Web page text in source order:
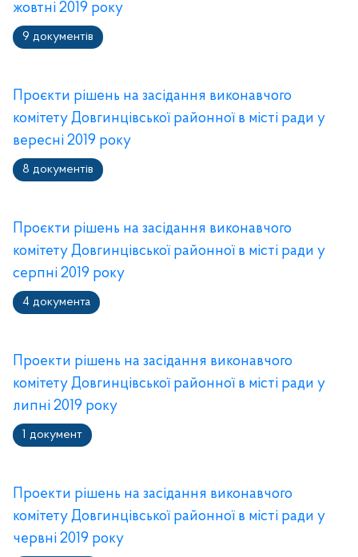
жовтні 2019 року
9 документів
Проєкти рішень на засідання виконавчого
комітету Довгинцівської районної в місті ради у
вересні 2019 року
8 документів
Проєкти рішень на засідання виконавчого
комітету Довгинцівської районної в місті ради у
серпні 2019 року
4 документа
Проекти рішень на засідання виконавчого
комітету Довгинцівської районної в місті ради у
липні 2019 року
1 документ
Проекти рішень на засідання виконавчого
комітету Довгинцівської районної в місті ради у
червні 2019 року